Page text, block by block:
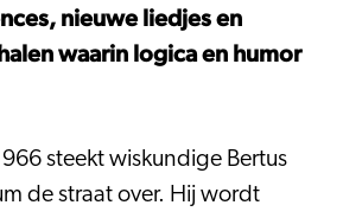
nieuwe liedjes en
waarin logica en humor
steekt wiskundige Bertus
de straat over. Hij wordt